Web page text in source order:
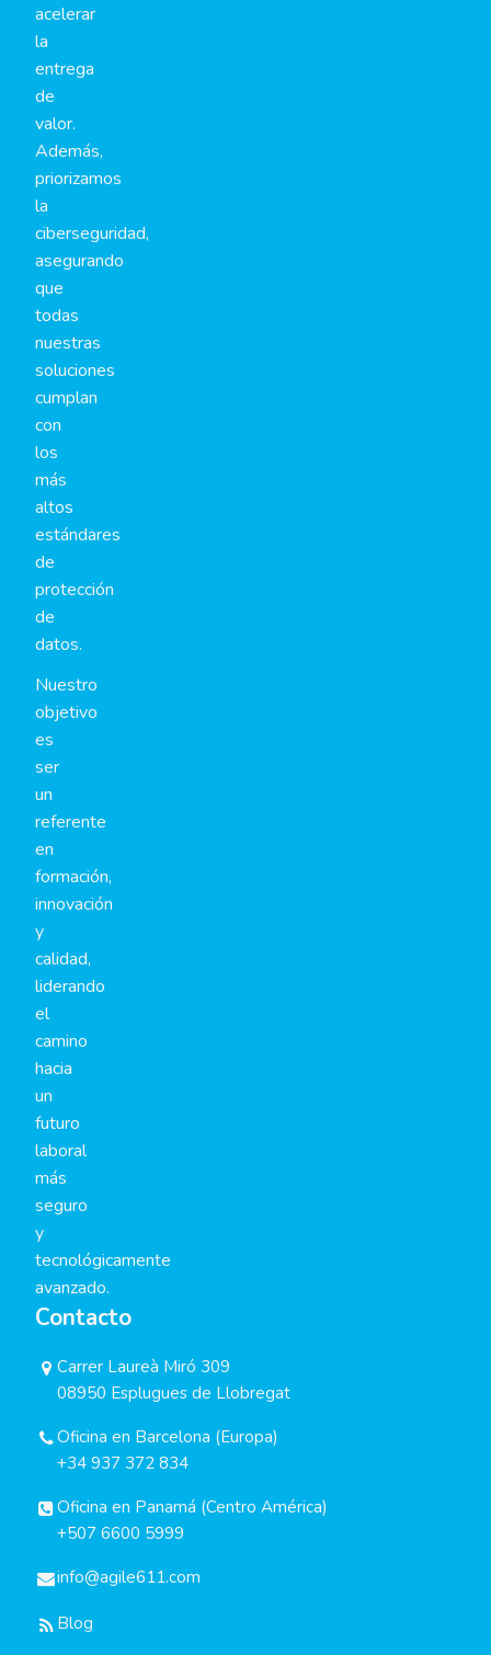
acelerar
la
entrega
de
valor.
Además,
priorizamos
la
ciberseguridad,
asegurando
que
todas
nuestras
soluciones
cumplan
con
los
más
altos
estándares
de
protección
de
datos.
Nuestro
objetivo
es
ser
un
referente
en
formación,
innovación
y
calidad,
liderando
el
camino
hacia
un
futuro
laboral
más
seguro
y
tecnológicamente
avanzado.
Contacto
Carrer Laureà Miró 309
08950 Esplugues de Llobregat
Oficina en Barcelona (Europa)
+34 937 372 834
Oficina en Panamá (Centro América)
+507 6600 5999
info@agile611.com
Blog